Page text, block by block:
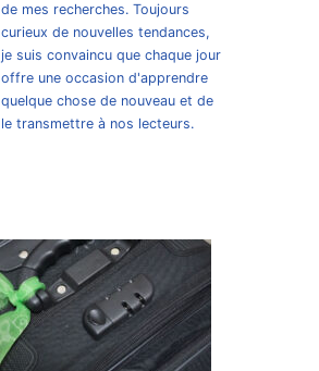
de mes recherches. Toujours
curieux de nouvelles tendances,
je suis convaincu que chaque jour
offre une occasion d'apprendre
quelque chose de nouveau et de
le transmettre à nos lecteurs.